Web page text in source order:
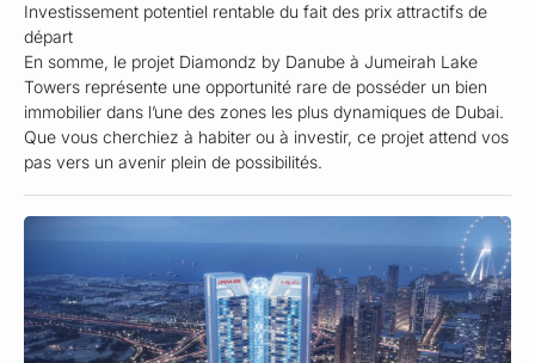
Investissement potentiel rentable du fait des prix attractifs de
départ
En somme, le projet Diamondz by Danube à Jumeirah Lake
Towers représente une opportunité rare de posséder un bien
immobilier dans l’une des zones les plus dynamiques de Dubai.
Que vous cherchiez à habiter ou à investir, ce projet attend vos
pas vers un avenir plein de possibilités.